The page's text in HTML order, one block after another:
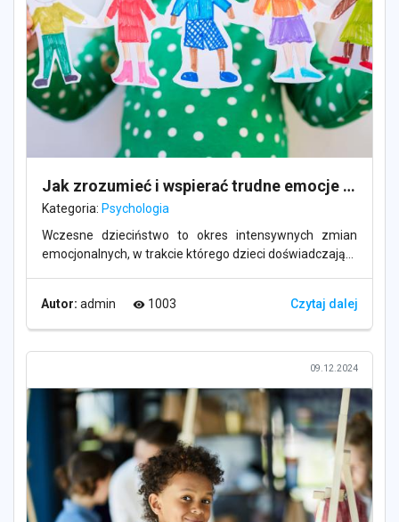
Jak zrozumieć i wspierać trudne emocje przedszkolaka
Kategoria: Psychologia
Wczesne dzieciństwo to okres intensywnych zmian
emocjonalnych, w trakcie którego dzieci doświadczają...
Autor: admin visibility 1003 Czytaj dalej
09.12.2024